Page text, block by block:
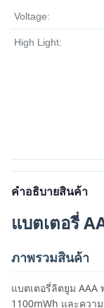
Voltage:
High Light:
คําอธิบายสินค้า
แบตเตอรี่
ภาพรวมสินค้า
แบตเตอรี่ลิตยูม AAA
1100mWh และควา